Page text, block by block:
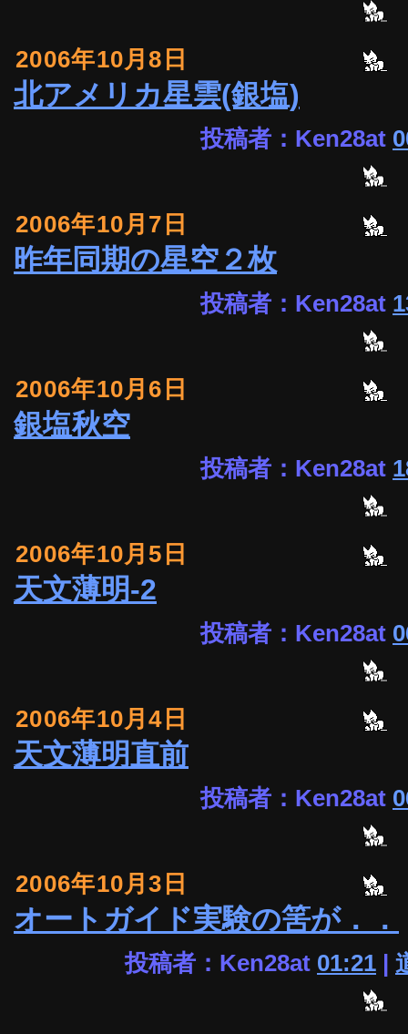
2006年10月8日
北アメリカ星雲(銀塩)
投稿者：Ken28at
2006年10月7日
昨年同期の星空２枚
投稿者：Ken28at
2006年10月6日
銀塩秋空
投稿者：Ken28at
2006年10月5日
天文薄明-2
投稿者：Ken28at
2006年10月4日
天文薄明直前
投稿者：Ken28at
2006年10月3日
オートガイド実験の筈が．．
投稿者：Ken28at 01:21 |